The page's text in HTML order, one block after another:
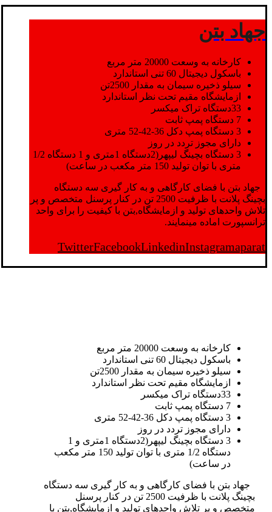
جهاد بتن
کارخانه به وسعت 20000 متر مربع
باسکول دیجیتال 60 تنی استاندارد
سیلو ذخیره سیمان به مقدار 2500تن
ازمایشگاه مقیم تحت نظر استاندارد
33دستگاه تراک میکسر
7 دستگاه پمپ ثابت
3 دستگاه پمپ دکل 36-42-52 متری
دارای مجوز تردد در روز
3 دستگاه بچینگ لیپهر(2دستگاه 1متری و 1 دستگاه 1/2
متری با توان تولید 150 متر مکعب در ساعت)
جهاد بتن با فضای کارگاهی و به کار گیری سه دستگاه
بچینگ پلانت با ظرفیت 2500 تن در کنار پرسنل متخصص و پر
تلاش واحدهای تولید و ازمایشگاه,بتن با کیفیت را برای واحد
ترانسپورت اماده مینمایند.
TwitterFacebookLinkedinInstagramaparat
کارخانه به وسعت 20000 متر مربع
باسکول دیجیتال 60 تنی استاندارد
سیلو ذخیره سیمان به مقدار 2500تن
ازمایشگاه مقیم تحت نظر استاندارد
33دستگاه تراک میکسر
7 دستگاه پمپ ثابت
3 دستگاه پمپ دکل 36-42-52 متری
دارای مجوز تردد در روز
3 دستگاه بچینگ لیپهر(2دستگاه 1متری و 1
دستگاه 1/2 متری با توان تولید 150 متر مکعب
در ساعت)
جهاد بتن با فضای کارگاهی و به کار گیری سه دستگاه
بچینگ پلانت با ظرفیت 2500 تن در کنار پرسنل
متخصص و پر تلاش واحدهای تولید و ازمایشگاه,بتن با